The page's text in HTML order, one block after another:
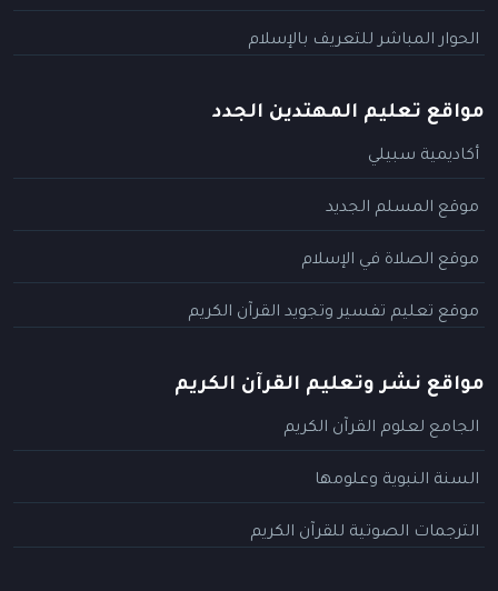
الحوار المباشر للتعريف بالإسلام
مواقع تعليم المهتدين الجدد
أكاديمية سبيلي
موقع المسلم الجديد
موقع الصلاة في الإسلام
موقع تعليم تفسير وتجويد القرآن الكريم
مواقع نشر وتعليم القرآن الكريم
الجامع لعلوم القرآن الكريم
السنة النبوية وعلومها
الترجمات الصوتية للقرآن الكريم